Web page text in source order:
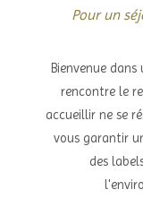
Pour un
Bienvenue
rencontre le
accueillir ne se
vous garantir
des